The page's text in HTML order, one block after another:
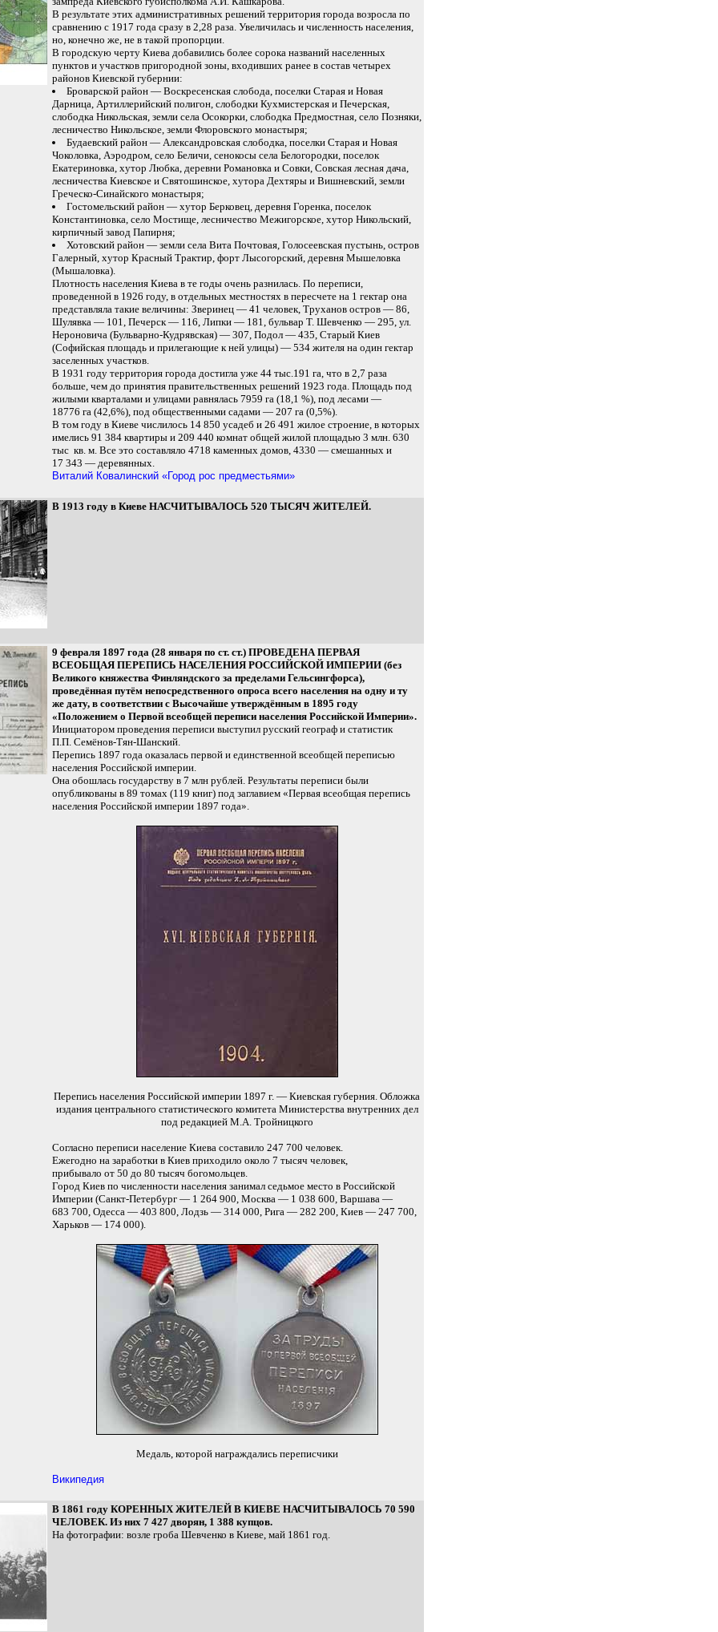
В результате этих административных решений территория города возросла по
сравнению с 1917 года сразу в 2,28 раза. Увеличилась и численность населения,
но, конечно же, не в такой пропорции.
В городскую черту Киева добавились более сорока названий населенных
пунктов и участков пригородной зоны, входивших ранее в состав четырех
районов Киевской губернии:
Броварской район — Воскресенская слобода, поселки Старая и Новая
Дарница, Артиллерийский полигон, слободки Кухмистерская и Печерская,
слободка Никольская, земли села Осокорки, слободка Предмостная, село Позняки,
лесничество Никольское, земли Флоровского монастыря;
Будаевский район — Александровская слободка, поселки Старая и Новая
Чоколовка, Аэродром, село Беличи, сенокосы села Белогородки, поселок
Екатериновка, хутор Любка, деревни Романовка и Совки, Совская лесная дача,
лесничества Киевское и Святошинское, хутора Дехтяры и Вишневский, земли
Греческо-Синайского монастыря;
Гостомельский район — хутор Берковец, деревня Горенка, поселок
Константиновка, село Мостище, лесничество Межигорское, хутор Никольский,
кирпичный завод Папирня;
Хотовский район — земли села Вита Почтовая, Голосеевская пустынь, остров
Галерный, хутор Красный Трактир, форт Лысогорский, деревня Мышеловка
(Мышаловка).
Плотность населения Киева в те годы очень разнилась. По переписи,
проведенной в 1926 году, в отдельных местностях в пересчете на 1 гектар она
представляла такие величины: Зверинец — 41 человек, Труханов остров — 86,
Шулявка — 101, Печерск — 116, Липки — 181, бульвар Т. Шевченко — 295, ул.
Нероновича (Бульварно-Кудрявская) — 307, Подол — 435, Старый Киев
(Софийская площадь и прилегающие к ней улицы) — 534 жителя на один гектар
заселенных участков.
В 1931 году территория города достигла уже 44 тыс.191 га, что в 2,7 раза
больше, чем до принятия правительственных решений 1923 года. Площадь под
жилыми кварталами и улицами равнялась 7959 га (18,1 %), под лесами —
18776 га (42,6%), под общественными садами — 207 га (0,5%).
В том году в Киеве числилось 14 850 усадеб и 26 491 жилое строение, в которых
имелись 91 384 квартиры и 209 440 комнат общей жилой площадью 3 млн. 630
тыс кв. м. Все это составляло 4718 каменных домов, 4330 — смешанных и
17 343 — деревянных.
Виталий Ковалинский «Город рос предместьями»
В 1913 году в Киеве НАСЧИТЫВАЛОСЬ 520 ТЫСЯЧ ЖИТЕЛЕЙ.
9 февраля 1897 года (28 января по ст. ст.) ПРОВЕДЕНА ПЕРВАЯ
ВСЕОБЩАЯ ПЕРЕПИСЬ НАСЕЛЕНИЯ РОССИЙСКОЙ ИМПЕРИИ (без
Великого княжества Финляндского за пределами Гельсингфорса),
проведённая путём непосредственного опроса всего населения на одну и ту
же дату, в соответствии с Высочайше утверждённым в 1895 году
«Положением о Первой всеобщей переписи населения Российской Империи».
Инициатором проведения переписи выступил русский географ и статистик
П.П. Семёнов-Тян-Шанский.
Перепись 1897 года оказалась первой и единственной всеобщей переписью
населения Российской империи.
Она обошлась государству в 7 млн рублей. Результаты переписи были
опубликованы в 89 томах (119 книг) под заглавием «Первая всеобщая перепись
населения Российской империи 1897 года».
Перепись населения Российской империи 1897 г. — Киевская губерния. Обложка
издания центрального статистического комитета Министерства внутренних дел
под редакцией М.А. Тройницкого
Согласно переписи население Киева составило 247 700 человек.
Ежегодно на заработки в Киев приходило около 7 тысяч человек,
прибывало от 50 до 80 тысяч богомольцев.
Город Киев по численности населения занимал седьмое место в Российской
Империи (Санкт-Петербург — 1 264 900, Москва — 1 038 600, Варшава —
683 700, Одесса — 403 800, Лодзь — 314 000, Рига — 282 200, Киев — 247 700,
Харьков — 174 000).
Медаль, которой награждались переписчики
Википедия
В 1861 году КОРЕННЫХ ЖИТЕЛЕЙ В КИЕВЕ НАСЧИТЫВАЛОСЬ 70 590
ЧЕЛОВЕК. Из них 7 427 дворян, 1 388 купцов.
На фотографии: возле гроба Шевченко в Киеве, май 1861 год.